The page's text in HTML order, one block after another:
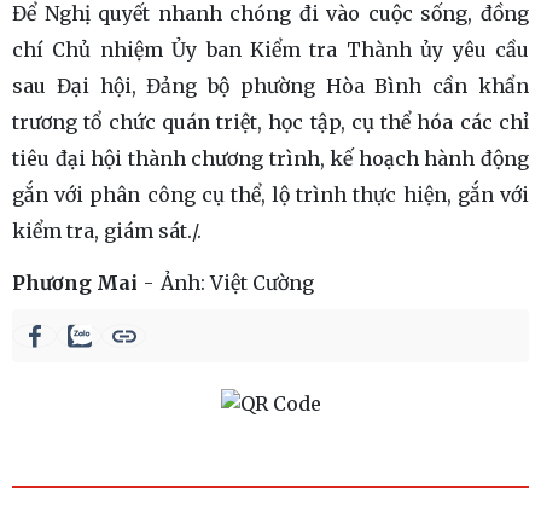
Để Nghị quyết nhanh chóng đi vào cuộc sống, đồng
chí Chủ nhiệm Ủy ban Kiểm tra Thành ủy yêu cầu
sau Đại hội, Đảng bộ phường Hòa Bình cần khẩn
trương tổ chức quán triệt, học tập, cụ thể hóa các chỉ
tiêu đại hội thành chương trình, kế hoạch hành động
gắn với phân công cụ thể, lộ trình thực hiện, gắn với
kiểm tra, giám sát./.
Phương Mai Ảnh:Việt Cường